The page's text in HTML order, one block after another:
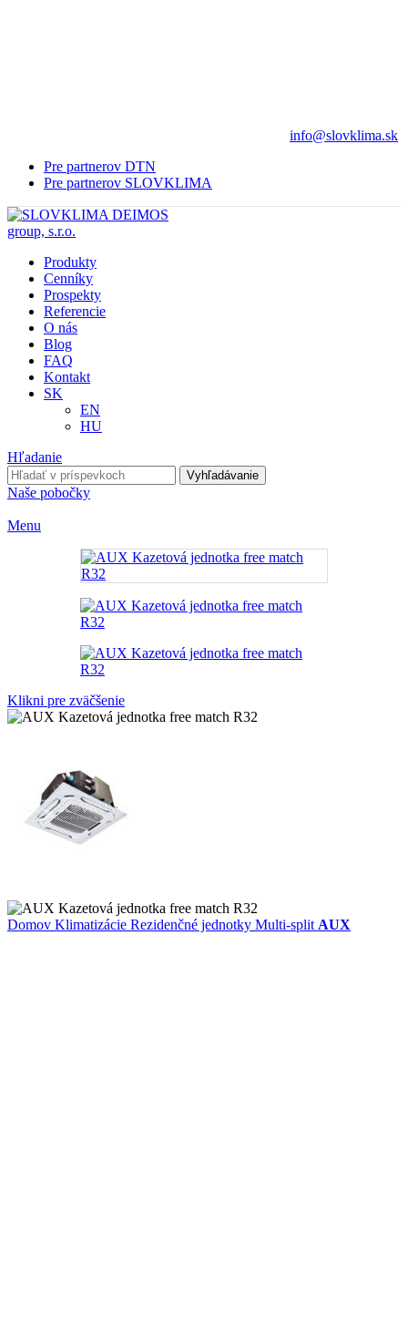
info@slovklima.sk
Pre partnerov DTN
Pre partnerov SLOVKLIMA
Produkty
Cenníky
Prospekty
Referencie
O nás
Blog
FAQ
Kontakt
SK
EN
HU
Hľadanie
Vyhľadávanie
Naše pobočky
Menu
Klikni pre zväčšenie
Domov Klimatizácie Rezidenčné jednotky Multi-split AUX